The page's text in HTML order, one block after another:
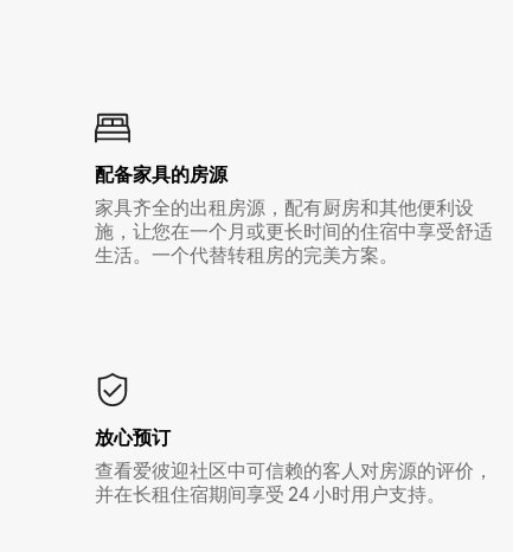
配备家具的房源
家具齐全的出租房源，配有厨房和其他便利设
施，让您在一个月或更长时间的住宿中享受舒适
生活。一个代替转租房的完美方案。
放心预订
查看爱彼迎社区中可信赖的客人对房源的评价，
并在长租住宿期间享受 24 小时用户支持。